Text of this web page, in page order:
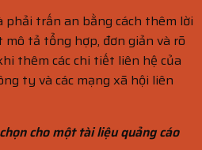
phải trấn an bằng cách thêm lời
tả tổng hợp, đơn giản và rõ
thêm các chi tiết liên hệ của
ty và các mạng xã hội liên
cho một tài liệu quảng cáo